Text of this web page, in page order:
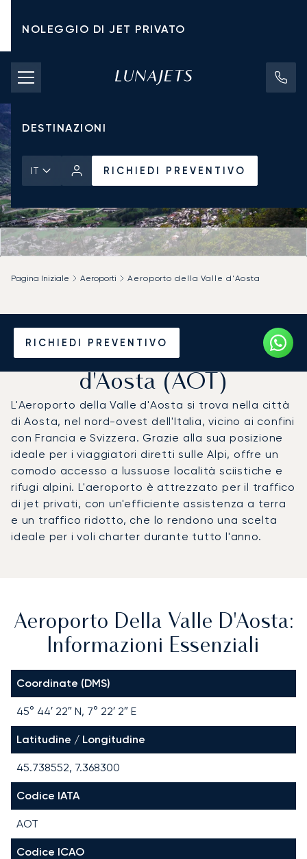
NOLEGGIO DI JET PRIVATO
TARIFFE DI NOLEGGIO
JET PRIVATI
DESTINAZIONI
IT RICHIEDI PREVENTIVO
RICHIEDI PREVENTIVO
Pagina Iniziale Aeroporti Aeroporto della Valle d'Aosta
Noleggio jet privato per
l'Aeroporto della Valle
d'Aosta (AOT)
L'Aeroporto della Valle d'Aosta si trova nella città
di Aosta, nel nord-ovest dell'Italia, vicino ai confini
con Francia e Svizzera. Grazie alla sua posizione
ideale per i viaggiatori diretti sulle Alpi, offre un
comodo accesso a lussuose località sciistiche e
rifugi alpini. L'aeroporto è attrezzato per il traffico
di jet privati, con un'efficiente assistenza a terra
e un traffico ridotto, che lo rendono una scelta
ideale per i voli charter durante tutto l'anno.
Aeroporto Della Valle D'Aosta:
Informazioni Essenziali
Coordinate (DMS)
45° 44′ 22″ N, 7° 22′ 2″ E
Latitudine / Longitudine
45.738552, 7.368300
Codice IATA
AOT
Codice ICAO